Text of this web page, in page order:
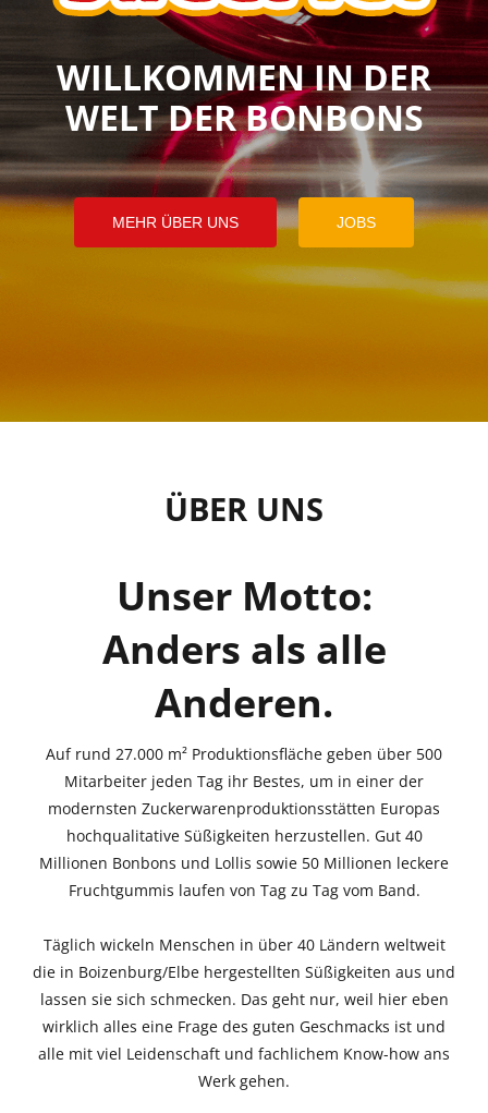
WILLKOMMEN IN DER
WELT DER BONBONS
MEHR ÜBER UNS
MEHR ÜBER UNS JOBS
JOBS
ÜBER UNS
Unser Motto:
Anders als alle
Anderen.
Auf rund 27.000 m² Produktionsfläche geben über 500
Mitarbeiter jeden Tag ihr Bestes, um in einer der
modernsten Zuckerwarenproduktionsstätten Europas
hochqualitative Süßigkeiten herzustellen. Gut 40
Millionen Bonbons und Lollis sowie 50 Millionen leckere
Fruchtgummis laufen von Tag zu Tag vom Band.
Täglich wickeln Menschen in über 40 Ländern weltweit
die in Boizenburg/Elbe hergestellten Süßigkeiten aus und
lassen sie sich schmecken. Das geht nur, weil hier eben
wirklich alles eine Frage des guten Geschmacks ist und
alle mit viel Leidenschaft und fachlichem Know-how ans
Werk gehen.